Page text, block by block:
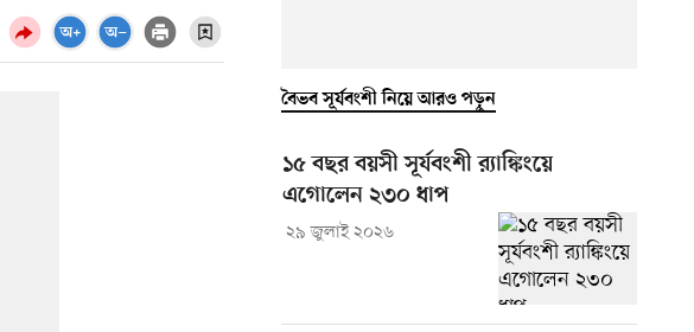
বৈভব সূর্যবংশী নিয়ে আরও পড়ুন
১৫ বছর বয়সী সূর্যবংশী র‍্যাঙ্কিংয়ে
এগোলেন ২৩০ ধাপ
২৯ জুলাই ২০২৬